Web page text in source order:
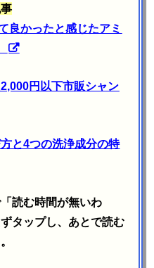
良かったと感じたアミ
円以下市販シャン
と4つの洗浄成分の特
読む時間が無いわ
タップし、あとで読む